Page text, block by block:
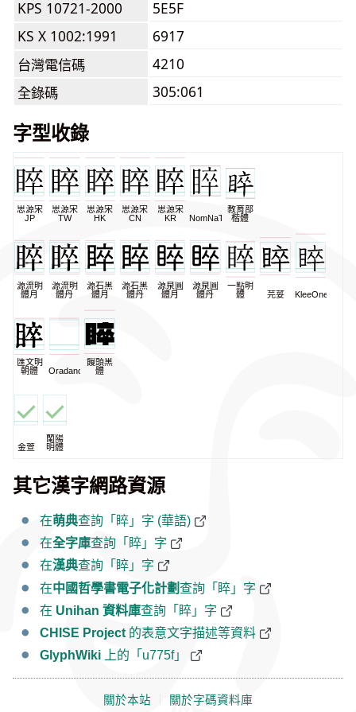
KPS 10721-2000
5E5F
KS X 1002:1991
6917
台灣電信碼
4210
全錄碼
305:061
字型收錄
思源宋
JP
思源宋
TW
思源宋
HK
思源宋
CN
思源宋
KR
NomNaTong
教育部
楷體
源流明
體月
源流明
體丹
源石黑
體月
源石黑
體丹
源泉圓
體月
源泉圓
體丹
一點明
體
芫荽 KleeOne
匯文明
朝體
Oradano
饅頭黑
體
金萱
蘭陽
明體
其它漢字網路資源
在萌典查詢「睟」字 (華語)
在全字庫查詢「睟」字
在漢典查詢「睟」字
在中國哲學書電子化計劃查詢「睟」字
在 Unihan 資料庫查詢「睟」字
CHISE Project 的表意文字描述等資料
GlyphWiki 上的「u775f」
關於本站 關於字碼資料庫